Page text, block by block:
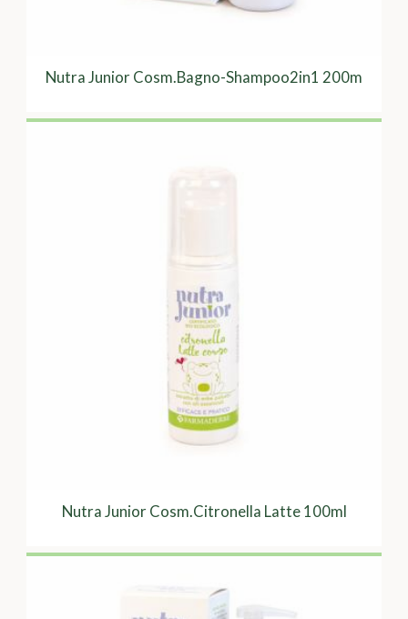
Nutra Junior Cosm.Bagno-Shampoo2in1 200m
Nutra Junior Cosm.Citronella Latte 100ml